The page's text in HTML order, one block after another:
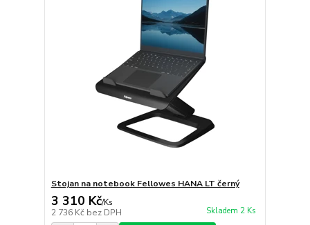
Stojan na notebook Fellowes HANA LT černý
3 310 Kč/Ks
2 736 Kč bez DPH Skladem 2 Ks